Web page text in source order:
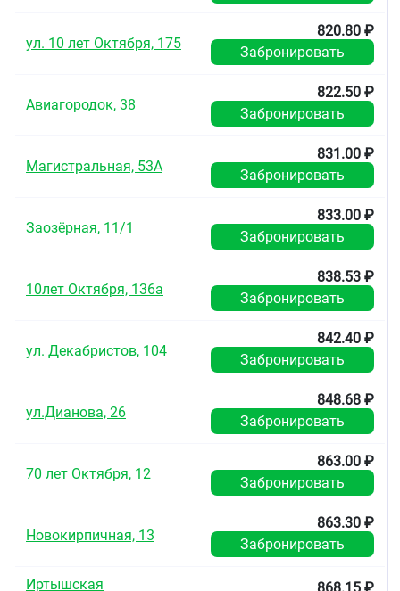
ул. 10 лет Октября, 175
820.80 ₽
Забронировать
Авиагородок, 38
822.50 ₽
Забронировать
Магистральная, 53А
831.00 ₽
Забронировать
Заозёрная, 11/1
833.00 ₽
Забронировать
10лет Октября, 136а
838.53 ₽
Забронировать
ул. Декабристов, 104
842.40 ₽
Забронировать
ул.Дианова, 26
848.68 ₽
Забронировать
70 лет Октября, 12
863.00 ₽
Забронировать
Новокирпичная, 13
863.30 ₽
Забронировать
Иртышская